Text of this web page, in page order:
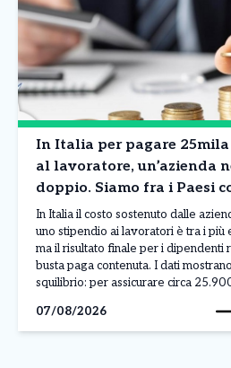
In Italia per pagare
al lavoratore, un’azienda
doppio. Siamo fra i Paesi
lavoro più in alto in
In Italia il costo sostenuto dalle
uno stipendio ai lavoratori è tra i più
ma il risultato finale per i dipendenti
busta paga contenuta. I dati
squilibrio: per assicurare circa
una spesa complessiva vicina […]
07/08/2026